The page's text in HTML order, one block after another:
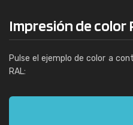
Impresión de color
Pulse el ejemplo de color a
RAL: